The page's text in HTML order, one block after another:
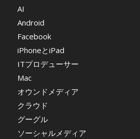
AI
Android
Facebook
iPhoneとiPad
ITプロデューサー
Mac
オウンドメディア
クラウド
グーグル
ソーシャルメディア